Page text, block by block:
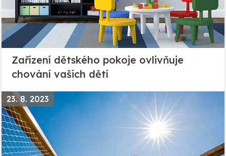
Zařízení dětského pokoje ovlivňuje
chování vašich dětí
23. 8. 2023